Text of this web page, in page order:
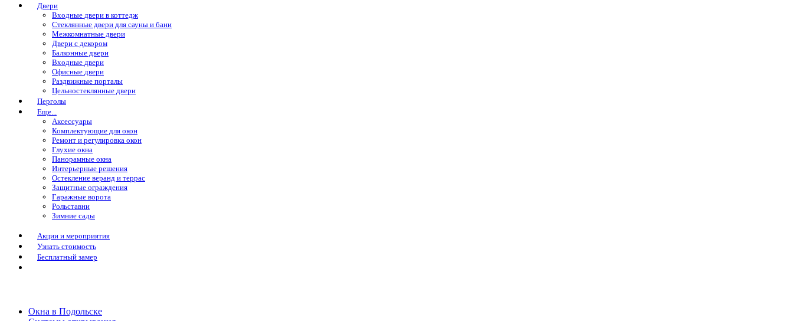
Двери
Входные двери в коттедж
Стеклянные двери для сауны и бани
Межкомнатные двери
Двери с декором
Балконные двери
Входные двери
Офисные двери
Раздвижные порталы
Цельностеклянные двери
Перголы
Еще...
Аксессуары
Комплектующие для окон
Ремонт и регулировка окон
Глухие окна
Панорамные окна
Интерьерные решения
Остекление веранд и террас
Защитные ограждения
Гаражные ворота
Рольставни
Зимние сады
Акции и мероприятия
Узнать стоимость
Бесплатный замер
Окна в Подольске